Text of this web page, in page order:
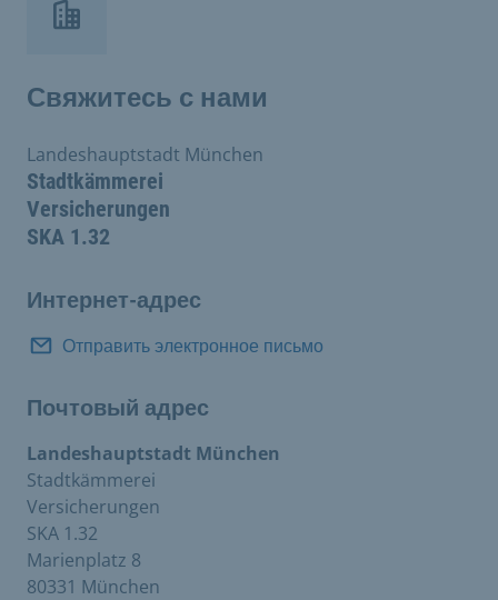
Свяжитесь с нами
Stadtkämmerei
Versicherungen
SKA 1.32
Landeshauptstadt München
Интернет-адрес
Отправить электронное письмо
Почтовый адрес
Landeshauptstadt München
Stadtkämmerei
Versicherungen
SKA 1.32
Marienplatz 8
80331 München